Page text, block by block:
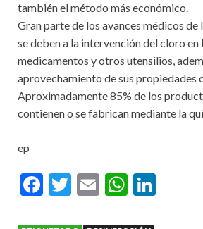
también el método más económico.
Gran parte de los avances médicos
se deben a la intervención del cloro
medicamentos y otros utensilios,
aprovechamiento de sus propiedades
Aproximadamente 85% de los
contienen o se fabrican mediante la
ep
F
T
E
W